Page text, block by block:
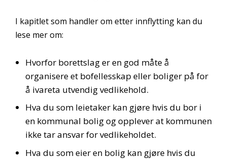
I kapitlet som handler om etter innflytting kan du
lese mer om:
Hvorfor borettslag er en god måte å
organisere et bofellesskap eller boliger på for
å ivareta utvendig vedlikehold.
Hva du som leietaker kan gjøre hvis du bor i
en kommunal bolig og opplever at kommunen
ikke tar ansvar for vedlikeholdet.
Hva du som eier en bolig kan gjøre hvis du